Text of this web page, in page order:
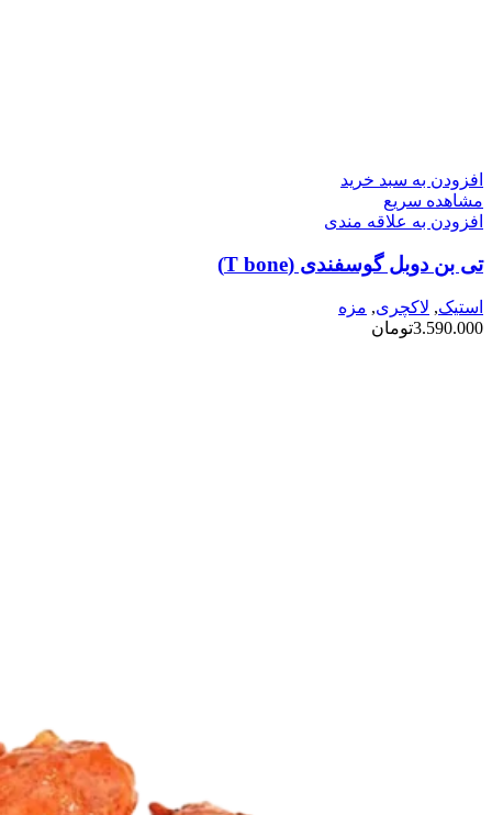
افزودن به سبد خرید
مشاهده سریع
افزودن به علاقه مندی
تی بن دوبل گوسفندی (T bone)
استیک, لاکچری, مزه
3.590.000تومان